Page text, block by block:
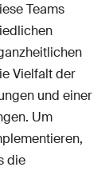
Teams
Vielfalt der
und einer
Um
die